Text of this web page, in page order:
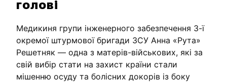
голові
Медикиня групи інженерного забезпечення 3-ї
окремої штурмової бригади ЗСУ Анна «Рута»
Решетняк — одна з матерів-військових, які за
свій вибір стати на захист країни стали
мішенню осуду та болісних докорів із боку